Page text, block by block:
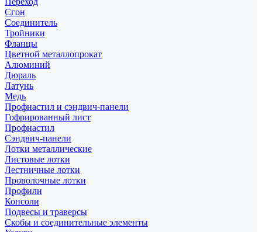
Сгон
Соединитель
Тройники
Фланцы
Цветной металлопрокат
Алюминий
Дюраль
Латунь
Медь
Профнастил и сэндвич-панели
Гофрированный лист
Профнастил
Сэндвич-панели
Лотки металлические
Листовые лотки
Лестничные лотки
Проволочные лотки
Профили
Консоли
Подвесы и траверсы
Скобы и соединительные элементы